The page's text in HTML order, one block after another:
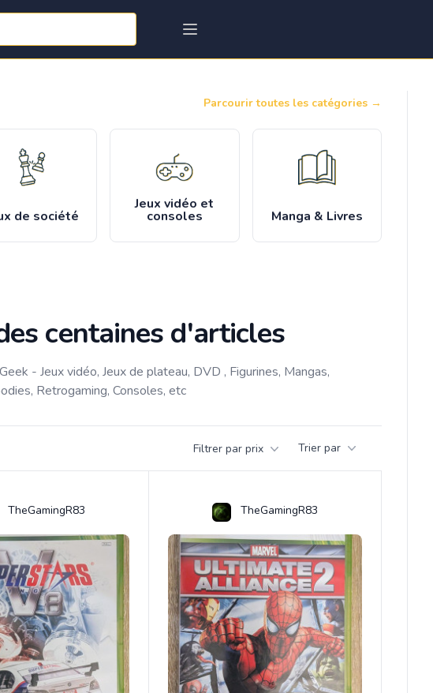
Parcourir toutes les catégories →
de société
Jeux vidéo et
consoles Manga & Livres
centaines d'articles
- Jeux vidéo, Jeux de plateau, DVD , Figurines, Mangas,
Retrogaming, Consoles, etc
Filtrer par prix Trier par
TheGamingR83 TheGamingR83